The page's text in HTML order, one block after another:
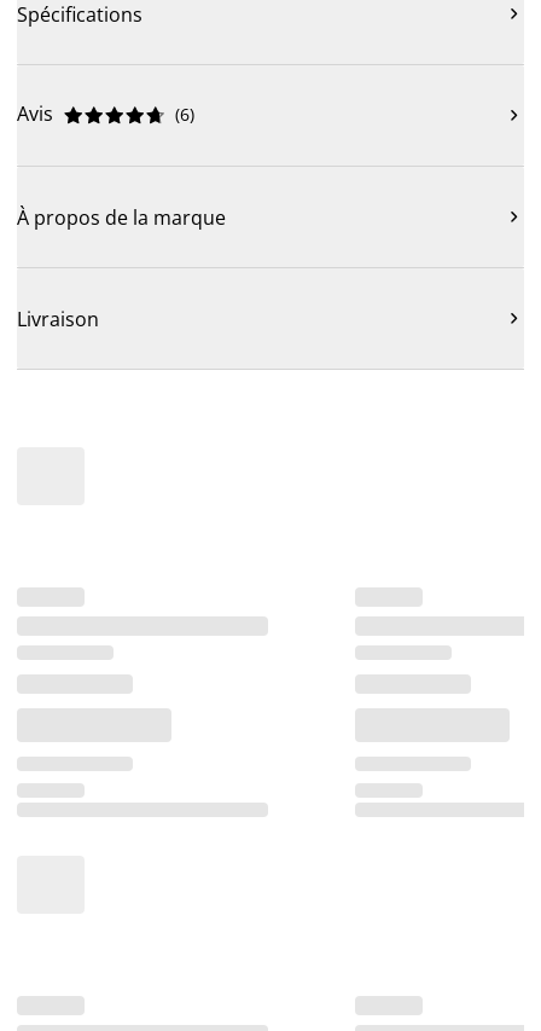
Spécifications 
Avis 




 (6) 
À propos de la marque 
Livraison 